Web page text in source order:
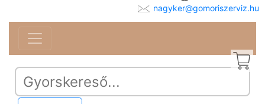
nagyker@gomoriszerviz.hu